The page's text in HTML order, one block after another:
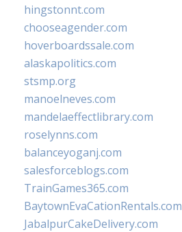
hingstonnt.com
chooseagender.com
hoverboardssale.com
alaskapolitics.com
stsmp.org
manoelneves.com
mandelaeffectlibrary.com
roselynns.com
balanceyoganj.com
salesforceblogs.com
TrainGames365.com
BaytownEvaCationRentals.com
JabalpurCakeDelivery.com